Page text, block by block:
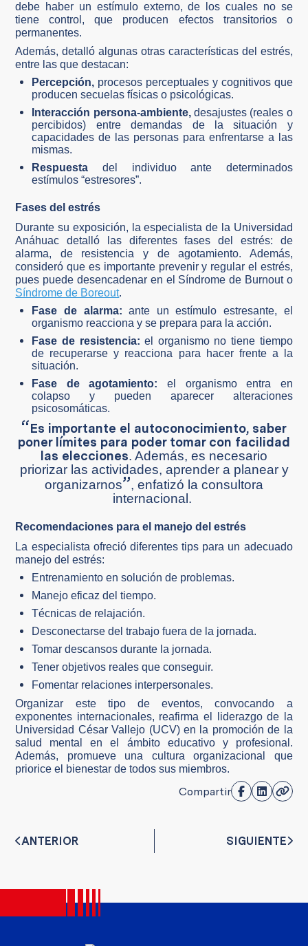
debe haber un estímulo externo, de los cuales no se
tiene control, que producen efectos transitorios o
permanentes.
Además, detalló algunas otras características del estrés,
entre las que destacan:
Percepción, procesos perceptuales y cognitivos que
producen secuelas físicas o psicológicas.
Interacción persona-ambiente, desajustes (reales o
percibidos) entre demandas de la situación y
capacidades de las personas para enfrentarse a las
mismas.
Respuesta del individuo ante determinados
estímulos “estresores”.
Fases del estrés
Durante su exposición, la especialista de la Universidad
Anáhuac detalló las diferentes fases del estrés: de
alarma, de resistencia y de agotamiento. Además,
consideró que es importante prevenir y regular el estrés,
pues puede desencadenar en el Síndrome de Burnout o
Síndrome de Boreout.
Fase de alarma: ante un estímulo estresante, el
organismo reacciona y se prepara para la acción.
Fase de resistencia: el organismo no tiene tiempo
de recuperarse y reacciona para hacer frente a la
situación.
Fase de agotamiento: el organismo entra en
colapso y pueden aparecer alteraciones
psicosomáticas.
“Es importante el autoconocimiento, saber
poner límites para poder tomar con facilidad
las elecciones. Además, es necesario
priorizar las actividades, aprender a planear y
organizarnos”, enfatizó la consultora
internacional.
Recomendaciones para el manejo del estrés
La especialista ofreció diferentes tips para un adecuado
manejo del estrés:
Entrenamiento en solución de problemas.
Manejo eficaz del tiempo.
Técnicas de relajación.
Desconectarse del trabajo fuera de la jornada.
Tomar descansos durante la jornada.
Tener objetivos reales que conseguir.
Fomentar relaciones interpersonales.
Organizar este tipo de eventos, convocando a
exponentes internacionales, reafirma el liderazgo de la
Universidad César Vallejo (UCV) en la promoción de la
salud mental en el ámbito educativo y profesional.
Además, promueve una cultura organizacional que
priorice el bienestar de todos sus miembros.
Compartir
ANTERIOR SIGUIENTE